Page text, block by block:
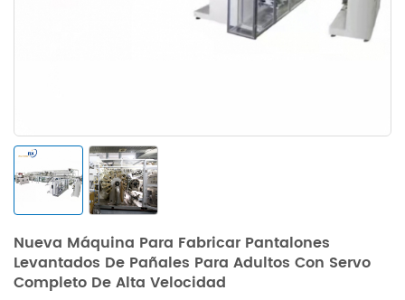
Nueva Máquina Para Fabricar Pantalones
Levantados De Pañales Para Adultos Con Servo
Completo De Alta Velocidad